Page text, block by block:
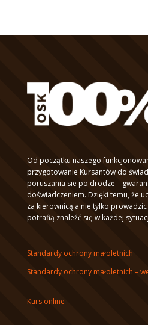
Od początku naszego
przygotowanie Kursantów do
poruszania sie po drodze –
doświadczeniem. Dzięki temu, że
za kierownicą a nie tylko
potrafią znaleźć się w każdej
Standardy ochrony małoletnich
Standardy ochrony małoletnich –
Kurs online